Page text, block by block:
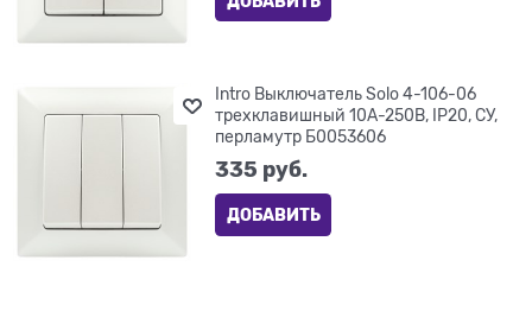
Intro Выключатель Solo 4-106-06
трехклавишный 10А-250В, IP20, СУ,
перламутр Б0053606
335 руб.
ДОБАВИТЬ